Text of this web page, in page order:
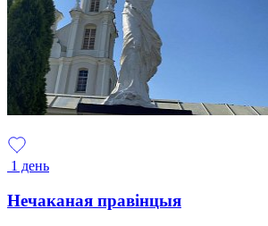
1 день
Нечаканая правінцыя